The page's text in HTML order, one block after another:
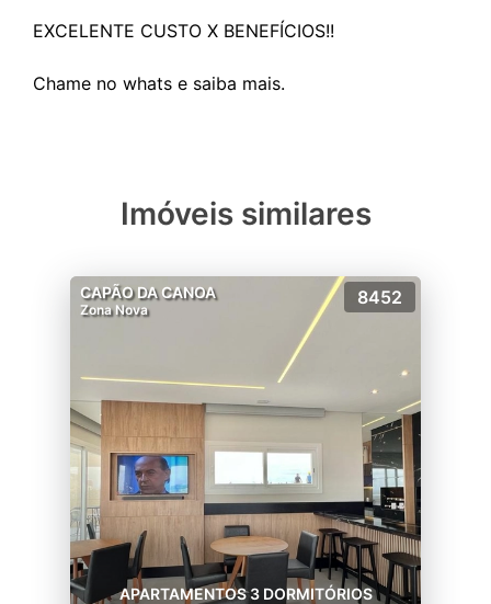
EXCELENTE CUSTO X BENEFÍCIOS!!
Imóveis similares
CAPÃO DA CANOA
Zona Nova
8452
APARTAMENTOS 3 DORMITÓRIOS